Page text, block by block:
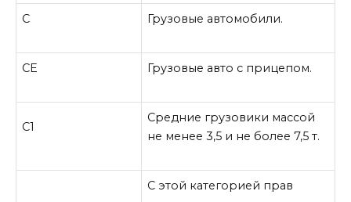
C Грузовые автомобили.
CE Грузовые авто с прицепом.
C1
Средние грузовики массой
не менее 3,5 и не более 7,5 т.
С этой категорией прав